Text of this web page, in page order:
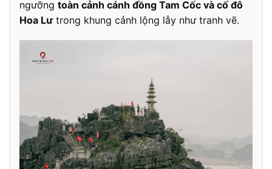
ngưỡng toàn cảnh cánh đồng Tam Cốc và cố đô
Hoa Lưtrong khung cảnh lộng lẫy như tranh vẽ.